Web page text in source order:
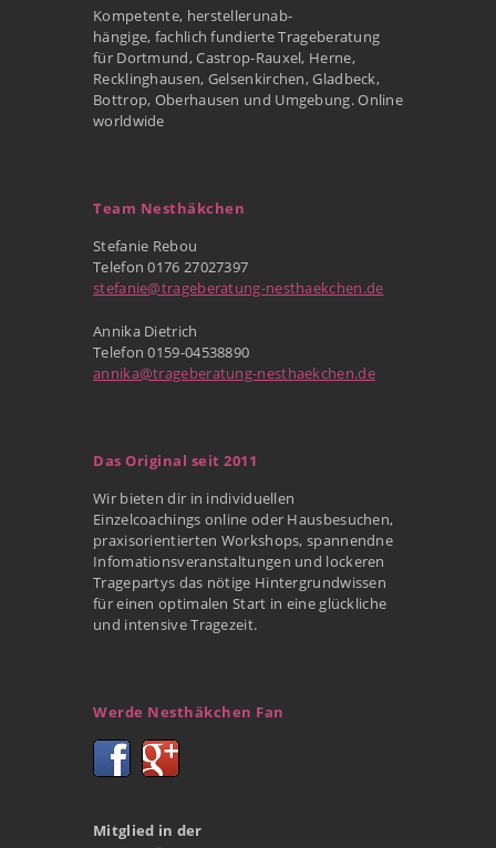
Kompetente, herstellerunab-
hängige, fachlich fundierte Trageberatung
für Dortmund, Castrop-Rauxel, Herne,
Recklinghausen, Gelsenkirchen, Gladbeck,
Bottrop, Oberhausen und Umgebung. Online
worldwide
Team Nesthäkchen
Stefanie Rebou
Telefon 0176 27027397
stefanie@trageberatung-nesthaekchen.de
Annika Dietrich
Telefon 0159-04538890
annika@trageberatung-nesthaekchen.de
Das Original seit 2011
Wir bieten dir in individuellen
Einzelcoachings online oder Hausbesuchen,
praxisorientierten Workshops, spannendne
Infomationsveranstaltungen und lockeren
Tragepartys das nötige Hintergrundwissen
für einen optimalen Start in eine glückliche
und intensive Tragezeit.
Werde Nesthäkchen Fan
Mitglied in der